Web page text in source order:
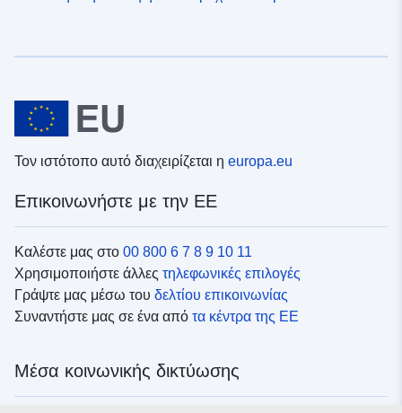
Τον ιστότοπο αυτό διαχειρίζεται η europa.eu
Επικοινωνήστε με την ΕΕ
Καλέστε μας στο 00 800 6 7 8 9 10 11
Χρησιμοποιήστε άλλες τηλεφωνικές επιλογές
Γράψτε μας μέσω του δελτίου επικοινωνίας
Συναντήστε μας σε ένα από τα κέντρα της ΕΕ
Μέσα κοινωνικής δικτύωσης